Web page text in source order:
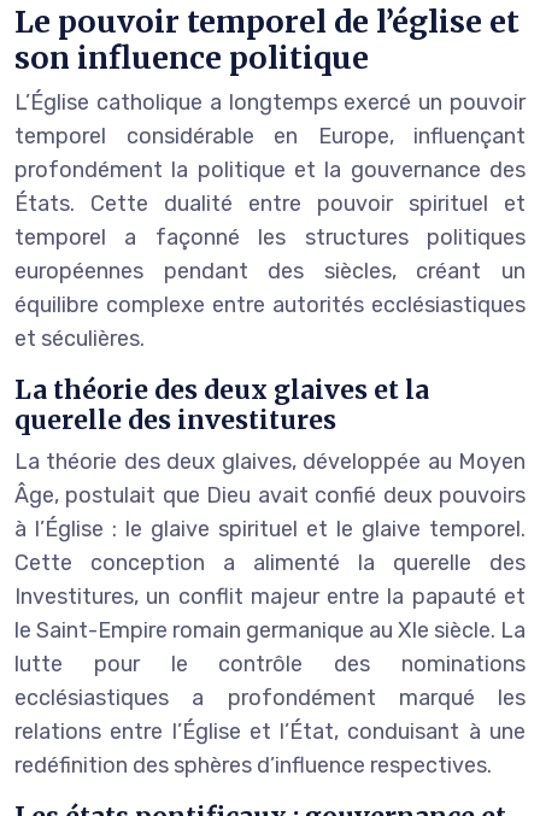
Le pouvoir temporel de l’église et
son influence politique
L’Église catholique a longtemps exercé un pouvoir
temporel considérable en Europe, influençant
profondément la politique et la gouvernance des
États. Cette dualité entre pouvoir spirituel et
temporel a façonné les structures politiques
européennes pendant des siècles, créant un
équilibre complexe entre autorités ecclésiastiques
et séculières.
La théorie des deux glaives et la
querelle des investitures
La théorie des deux glaives, développée au Moyen
Âge, postulait que Dieu avait confié deux pouvoirs
à l’Église : le glaive spirituel et le glaive temporel.
Cette conception a alimenté la querelle des
Investitures, un conflit majeur entre la papauté et
le Saint-Empire romain germanique au XIe siècle. La
lutte pour le contrôle des nominations
ecclésiastiques a profondément marqué les
relations entre l’Église et l’État, conduisant à une
redéfinition des sphères d’influence respectives.